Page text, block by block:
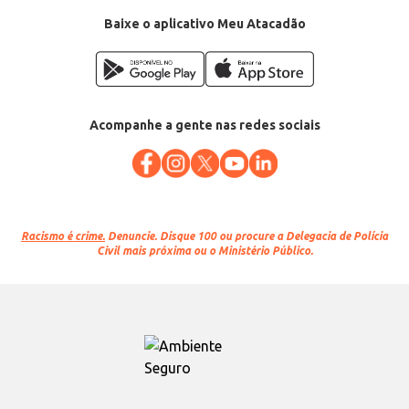
Baixe o aplicativo Meu Atacadão
Acompanhe a gente nas redes sociais
Racismo é crime. Denuncie. Disque 100 ou procure a Delegacia de Polícia
Civil mais próxima ou o Ministério Público.